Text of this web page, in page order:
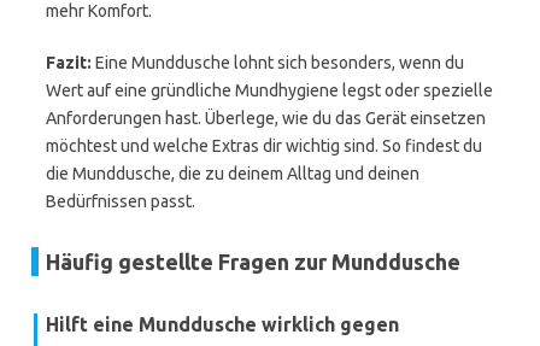
mehr Komfort.
Fazit: Eine Munddusche lohnt sich besonders, wenn du
Wert auf eine gründliche Mundhygiene legst oder spezielle
Anforderungen hast. Überlege, wie du das Gerät einsetzen
möchtest und welche Extras dir wichtig sind. So findest du
die Munddusche, die zu deinem Alltag und deinen
Bedürfnissen passt.
Häufig gestellte Fragen zur Munddusche
Hilft eine Munddusche wirklich gegen